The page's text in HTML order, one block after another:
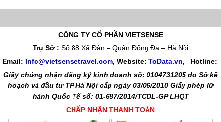
CÔNG TY CỔ PHẦN VIETSENSE
Trụ Sở : Số 88 Xã Đàn – Quận Đống Đa – Hà Nội
Email: Info@vietsensetravel.com, Website: ToData.vn,
Hotline:
Giấy chứng nhận đăng ký kinh doanh số: 0104731205 do Sở kế
hoạch và đầu tư TP Hà Nội cấp ngày 03/06/2010 Giấy phép lữ
hành Quốc Tế số: 01-687/2014/TCDL-GP LHQT
CHẤP NHẬN THANH TOÁN